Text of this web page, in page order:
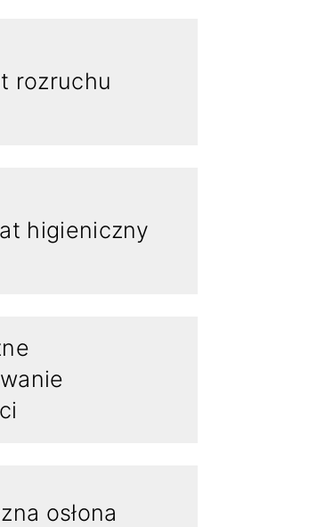
rozruchu
higieniczny
osłona